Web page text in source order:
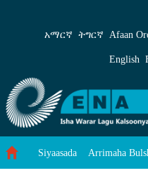
Midowga Yurub iyo
አማርኛ ትግርኛ Afaan
English
Siyaasada Arrimaha